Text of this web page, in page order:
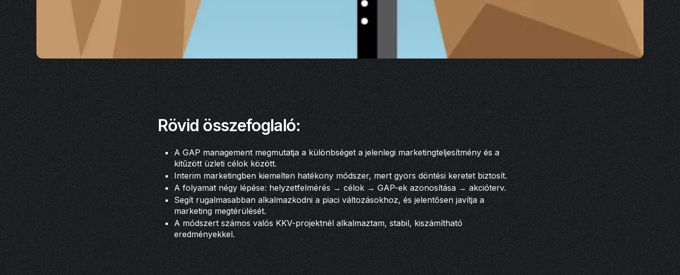
Rövid összefoglaló:
A GAP management megmutatja a különbséget a jelenlegi marketingteljesítmény és a
kitűzött üzleti célok között.
Interim marketingben kiemelten hatékony módszer, mert gyors döntési keretet biztosít.
A folyamat négy lépése: helyzetfelmérés → célok → GAP-ek azonosítása → akcióterv.
Segít rugalmasabban alkalmazkodni a piaci változásokhoz, és jelentősen javítja a
marketing megtérülését.
A módszert számos valós KKV-projektnél alkalmaztam, stabil, kiszámítható
eredményekkel.